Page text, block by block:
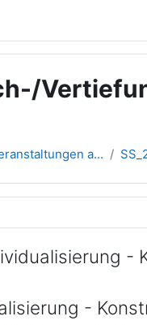
a...
-
-